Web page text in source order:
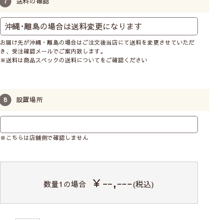
窓枠の内側に取付けます。
窓枠とシェード間に少し隙
いキッチンやトイレの小窓
大きいサイズにします。光
せん。
お届け先が沖縄・離島の場合はご注文後当店にて送料を変更させていただ
き、受注確認メールでご案内致します。
※送料は商品スペックの送料についてをご確認ください
設置場所
※こちらは店舗側で確認しません
数量1の場合 ￥--,---(税込)